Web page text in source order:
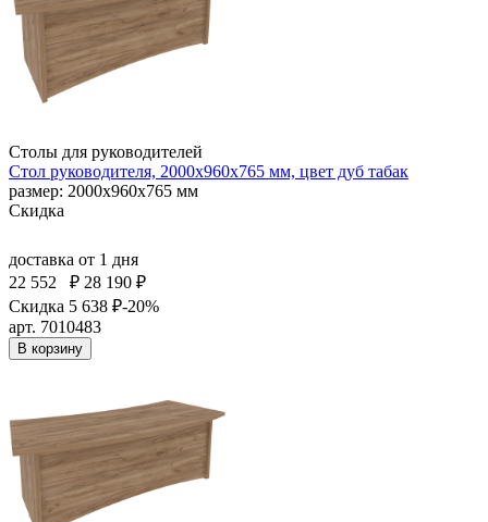
Столы для руководителей
Стол руководителя, 2000х960х765 мм, цвет дуб табак
размер: 2000х960х765 мм
Скидка
доставка от 1 дня
22 552
₽ 28 190 ₽
Скидка 5 638 ₽-20%
арт. 7010483
В корзину